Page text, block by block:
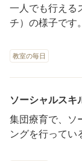
一人でも行える
チ）の様子です。 【不安やイライラに効
く・自信回復
①あおむけに寝
（座布団の二つ
く。②両手と足
リラックスする
教室の毎日
ソーシャルスキ
集団療育で、ソ
ングを行っている様子
スペースにつ